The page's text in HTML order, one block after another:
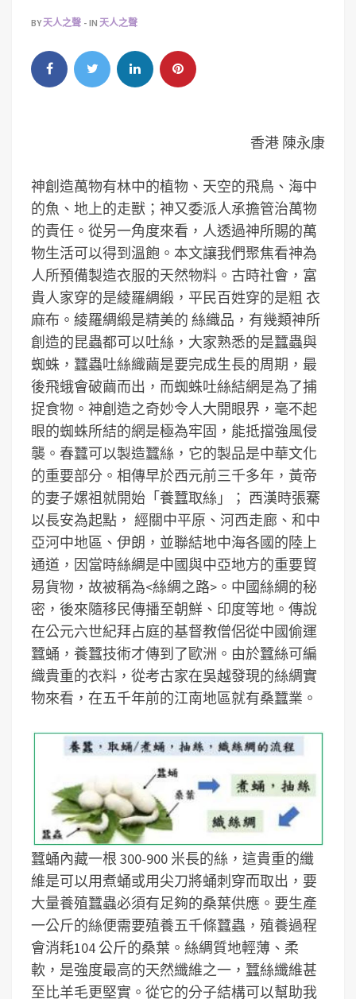
BY天人之聲 IN 天人之聲
香港 陳永康
神創造萬物有林中的植物、天空的飛鳥、海中
的魚、地上的走獸；神又委派人承擔管治萬物
的責任。從另一角度來看，人透過神所賜的萬
物生活可以得到溫飽。本文讓我們聚焦看神為
人所預備製造衣服的天然物料。古時社會，富
貴人家穿的是綾羅綢緞，平民百姓穿的是粗 衣
麻布。綾羅綢緞是精美的 絲織品，有幾類神所
創造的昆蟲都可以吐絲，大家熟悉的是蠶蟲與
蜘蛛，蠶蟲吐絲織繭是要完成生長的周期，最
後飛蛾會破繭而出，而蜘蛛吐絲結網是為了捕
捉食物。神創造之奇妙令人大開眼界，毫不起
眼的蜘蛛所結的網是極為牢固，能抵擋強風侵
襲。春蠶可以製造蠶絲，它的製品是中華文化
的重要部分。相傳早於西元前三千多年，黃帝
的妻子嫘祖就開始「養蠶取絲」； 西漢時張騫
以長安為起點， 經關中平原、河西走廊、和中
亞河中地區、伊朗，並聯結地中海各國的陸上
通道，因當時絲綢是中國與中亞地方的重要貿
易貨物，故被稱為<絲綢之路>。中國絲綢的秘
密，後來隨移民傳播至朝鮮、印度等地。傳說
在公元六世紀拜占庭的基督教僧侶從中國偷運
蠶蛹，養蠶技術才傳到了歐洲。由於蠶絲可編
織貴重的衣料，從考古家在吳越發現的絲綢實
物來看，在五千年前的江南地區就有桑蠶業。
蠶蛹內藏一根 300-900 米長的絲，這貴重的纖
維是可以用煮蛹或用尖刀將蛹刺穿而取出，要
大量養殖蠶蟲必須有足夠的桑葉供應。要生產
一公斤的絲便需要殖養五千條蠶蟲，殖養過程
會消耗104 公斤的桑葉。絲綢質地輕薄、柔
軟，是強度最高的天然纖維之一，蠶絲纖維甚
至比羊毛更堅實。從它的分子結構可以幫助我